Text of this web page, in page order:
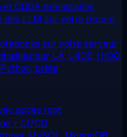
et CUDA préinstallés
des LLM sur votre propre
sur votre serveur
sur L4, L40S, H100
prête
accès root
+ CI/CD